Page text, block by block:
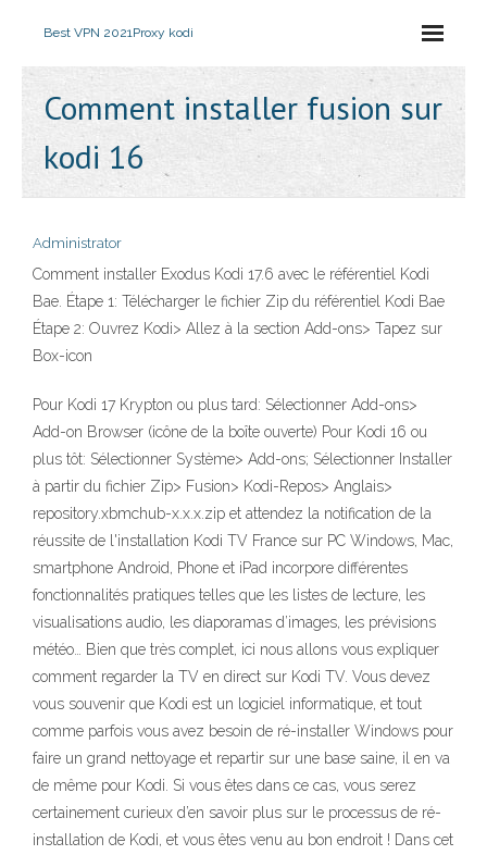
Best VPN 2021Proxy kodi
Comment installer fusion sur
kodi 16
Administrator
Comment installer Exodus Kodi 17.6 avec le référentiel Kodi
Bae. Étape 1: Télécharger le fichier Zip du référentiel Kodi Bae
Étape 2: Ouvrez Kodi> Allez à la section Add-ons> Tapez sur
Box-icon
Pour Kodi 17 Krypton ou plus tard: Sélectionner Add-ons>
Add-on Browser (icône de la boîte ouverte) Pour Kodi 16 ou
plus tôt: Sélectionner Système> Add-ons; Sélectionner Installer
à partir du fichier Zip> Fusion> Kodi-Repos> Anglais>
repository.xbmchub-x.x.x.zip et attendez la notification de la
réussite de l'installation Kodi TV France sur PC Windows, Mac,
smartphone Android, Phone et iPad incorpore différentes
fonctionnalités pratiques telles que les listes de lecture, les
visualisations audio, les diaporamas d’images, les prévisions
météo… Bien que très complet, ici nous allons vous expliquer
comment regarder la TV en direct sur Kodi TV. Vous devez
vous souvenir que Kodi est un logiciel informatique, et tout
comme parfois vous avez besoin de ré-installer Windows pour
faire un grand nettoyage et repartir sur une base saine, il en va
de même pour Kodi. Si vous êtes dans ce cas, vous serez
certainement curieux d’en savoir plus sur le processus de ré-
installation de Kodi, et vous êtes venu au bon endroit ! Dans cet